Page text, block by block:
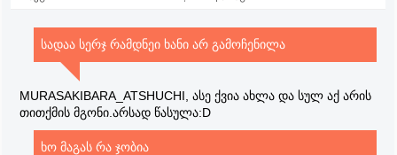
სადაა სერჯ რამდნეი ხანი არ გამოჩენილა
MURASAKIBARA_ATSHUCHI, ასე ქვია ახლა და სულ აქ არის
თითქმის მგონი.არსად წასულა:D
ხო მაგას რა ჯობია